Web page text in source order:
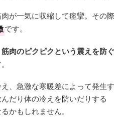
が一気に収縮して痙攣。その際
です。
肉のピクピクという震えを防ぐ
、急激な寒暖差によって発生す
だり体の冷えを防いだりする
かもしれません。